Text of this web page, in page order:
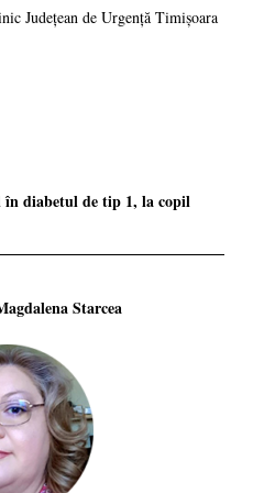
Județean de Urgență Timișoara
diabetul de tip 1, la copil
Starcea